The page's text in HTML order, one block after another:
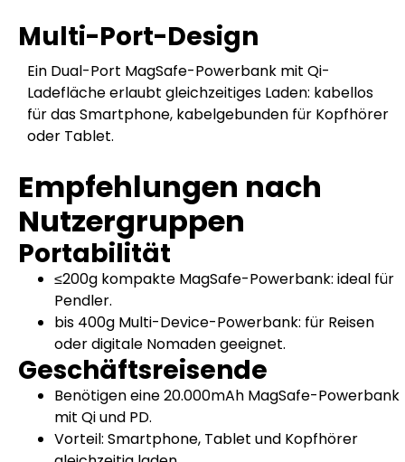
Multi-Port-Design
Ein Dual-Port MagSafe-Powerbank mit Qi-
Ladefläche erlaubt gleichzeitiges Laden: kabellos
für das Smartphone, kabelgebunden für Kopfhörer
oder Tablet.
Empfehlungen nach
Nutzergruppen
Portabilität
≤200g kompakte MagSafe-Powerbank: ideal für
Pendler.
bis 400g Multi-Device-Powerbank: für Reisen
oder digitale Nomaden geeignet.
Geschäftsreisende
Benötigen eine 20.000mAh MagSafe-Powerbank
mit Qi und PD.
Vorteil: Smartphone, Tablet und Kopfhörer